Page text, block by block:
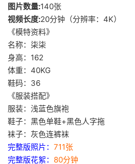
图片数量:140张
视频长度:20分钟（分辨率：4K）
《模特资料》
名称：柒柒
身高：162
体重：40KG
鞋码：36
《服装搭配》
服装：浅蓝色旗袍
鞋子：黑色单鞋+黑色人字拖
袜子：灰色连裤袜
完整版照片： 711张
完整版花絮： 80分钟